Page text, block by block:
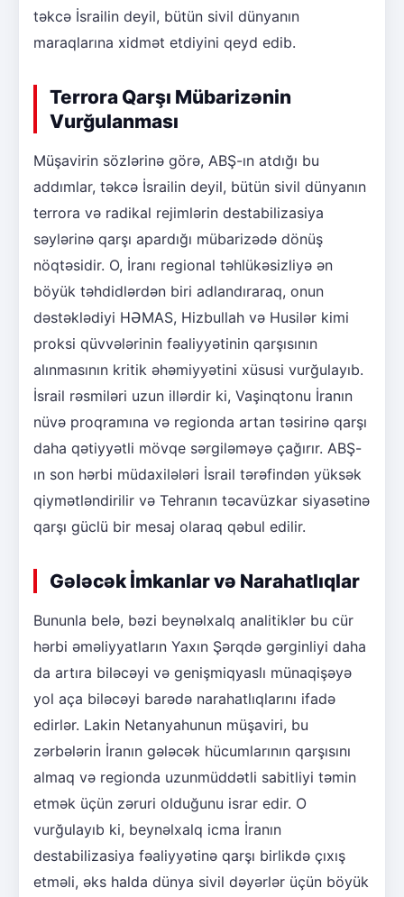
təkcə İsrailin deyil, bütün sivil dünyanın
maraqlarına xidmət etdiyini qeyd edib.
Terrora Qarşı Mübarizənin
Vurğulanması
Müşavirin sözlərinə görə, ABŞ-ın atdığı bu
addımlar, təkcə İsrailin deyil, bütün sivil dünyanın
terrora və radikal rejimlərin destabilizasiya
səylərinə qarşı apardığı mübarizədə dönüş
nöqtəsidir. O, İranı regional təhlükəsizliyə ən
böyük təhdidlərdən biri adlandıraraq, onun
dəstəklədiyi HƏMAS, Hizbullah və Husilər kimi
proksi qüvvələrinin fəaliyyətinin qarşısının
alınmasının kritik əhəmiyyətini xüsusi vurğulayıb.
İsrail rəsmiləri uzun illərdir ki, Vaşinqtonu İranın
nüvə proqramına və regionda artan təsirinə qarşı
daha qətiyyətli mövqe sərgiləməyə çağırır. ABŞ-
ın son hərbi müdaxilələri İsrail tərəfindən yüksək
qiymətləndirilir və Tehranın təcavüzkar siyasətinə
qarşı güclü bir mesaj olaraq qəbul edilir.
Gələcək İmkanlar və Narahatlıqlar
Bununla belə, bəzi beynəlxalq analitiklər bu cür
hərbi əməliyyatların Yaxın Şərqdə gərginliyi daha
da artıra biləcəyi və genişmiqyaslı münaqişəyə
yol aça biləcəyi barədə narahatlıqlarını ifadə
edirlər. Lakin Netanyahunun müşaviri, bu
zərbələrin İranın gələcək hücumlarının qarşısını
almaq və regionda uzunmüddətli sabitliyi təmin
etmək üçün zəruri olduğunu israr edir. O
vurğulayıb ki, beynəlxalq icma İranın
destabilizasiya fəaliyyətinə qarşı birlikdə çıxış
etməli, əks halda dünya sivil dəyərlər üçün böyük